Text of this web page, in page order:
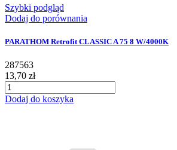
Szybki podgląd
Dodaj do porównania
PARATHOM Retrofit CLASSIC A 75 8 W/4000K
287563
13,70 zł
Dodaj do koszyka